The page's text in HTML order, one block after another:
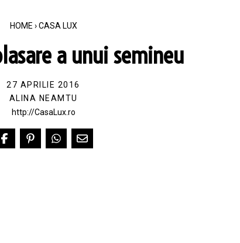
HOME › CASA LUX
a unui semineu
27 APRILIE 2016
ALINA NEAMTU
http://CasaLux.ro